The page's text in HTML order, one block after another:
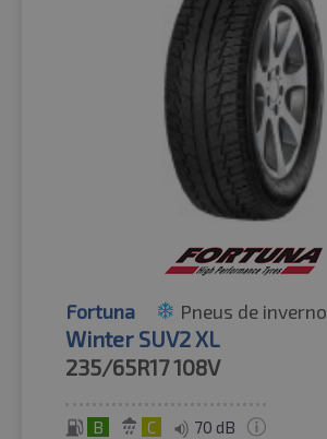
Fortuna Pneus de inverno
Winter SUV2 XL
235/65R17108V
B C 70 dB